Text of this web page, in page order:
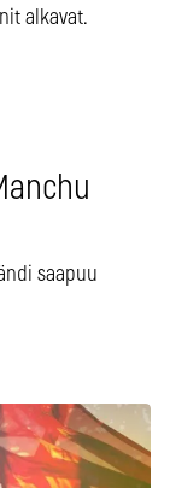
alkavat.
saapuu